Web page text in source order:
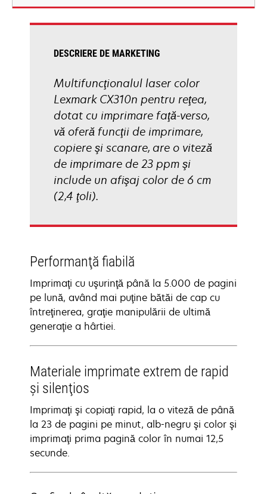
new
DESCRIERE DE MARKETING
Multifuncţionalul laser color
Lexmark CX310n pentru reţea,
dotat cu imprimare faţă-verso,
vă oferă funcţii de imprimare,
copiere şi scanare, are o viteză
de imprimare de 23 ppm şi
include un afişaj color de 6 cm
(2,4 ţoli).
Performanţă fiabilă
Imprimaţi cu uşurinţă până la 5.000 de pagini
pe lună, având mai puţine bătăi de cap cu
întreţinerea, graţie manipulării de ultimă
generaţie a hârtiei.
Materiale imprimate extrem de rapid
şi silenţios
Imprimaţi şi copiaţi rapid, la o viteză de până
la 23 de pagini pe minut, alb-negru şi color şi
imprimaţi prima pagină color în numai 12,5
secunde.